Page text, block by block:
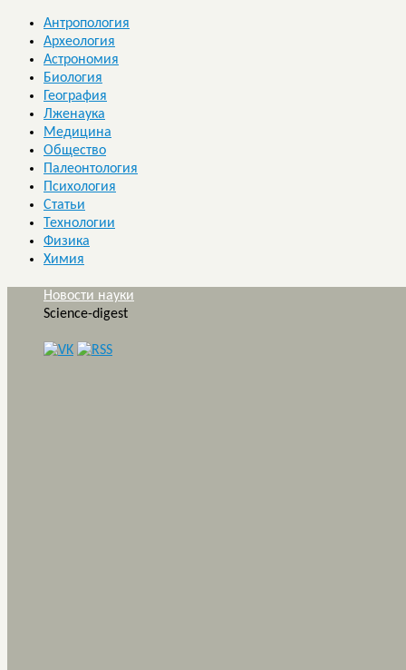
Антропология
Археология
Астрономия
Биология
География
Лженаука
Медицина
Общество
Палеонтология
Психология
Статьи
Технологии
Физика
Химия
Новости науки
Science-digest